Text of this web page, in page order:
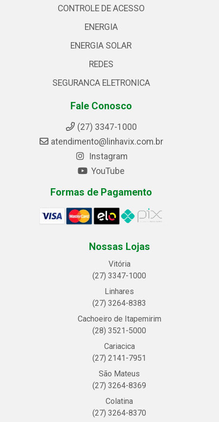
CONTROLE DE ACESSO
ENERGIA
ENERGIA SOLAR
REDES
SEGURANCA ELETRONICA
Fale Conosco
(27) 3347-1000
atendimento@linhavix.com.br
Instagram
YouTube
Formas de Pagamento
Nossas Lojas
Vitória
(27) 3347-1000
Linhares
(27) 3264-8383
Cachoeiro de Itapemirim
(28) 3521-5000
Cariacica
(27) 2141-7951
São Mateus
(27) 3264-8369
Colatina
(27) 3264-8370